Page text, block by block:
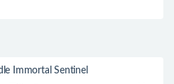
Immortal Sentinel